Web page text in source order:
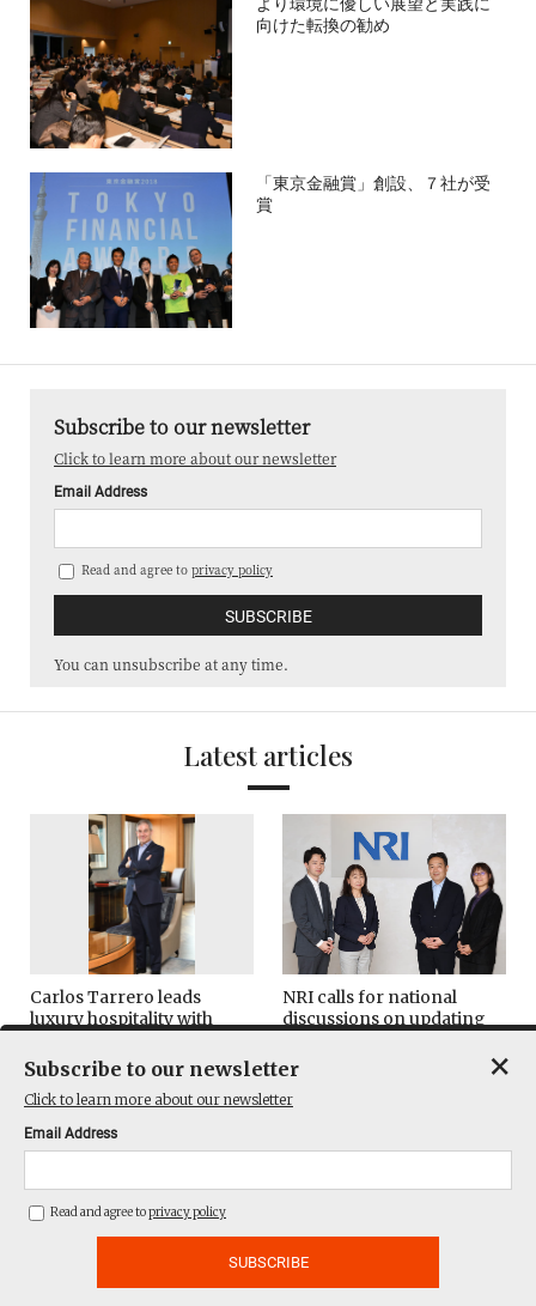
向けた転換の勧め
「東京金融賞」創設、７社が受
賞
Subscribe to our newsletter
Click to learn more about our newsletter
Email Address
Read and agree to privacy policy
You can unsubscribe at any time.
Latest articles
Carlos Tarrero leads
luxury hospitality with
NRI calls for national
discussions on updating
Subscribe to our newsletter
Click to learn more about our newsletter
Email Address
Read and agree toprivacy policy
×